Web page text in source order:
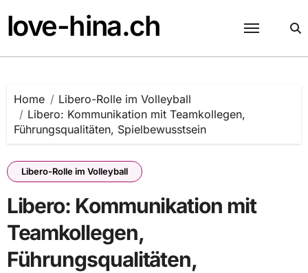
content
love-hina.ch
Home
Libero-Rolle im Volleyball
Libero: Kommunikation mit Teamkollegen,
Führungsqualitäten, Spielbewusstsein
Libero-Rolle im Volleyball
Libero: Kommunikation mit
Teamkollegen,
Führungsqualitäten,